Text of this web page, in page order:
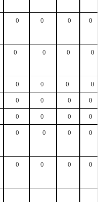
0 0 0 0
0 0 0 0
0 0 0 0
0 0 0 0
0 0 0 0
0 0 0 0
0 0 0 0